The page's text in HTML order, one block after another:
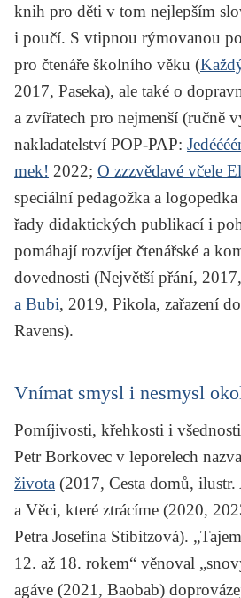
knih pro děti v tom nejlepším
i poučí. S vtipnou rýmovanou
pro čtenáře školního věku (
2017, Paseka), ale také o
a zvířatech pro nejmenší (ručně
nakladatelství POP-PAP:
mek! 2022; O zzzvědavé včele
speciální pedagožka a
řady didaktických publikací i
pomáhají rozvíjet čtenářské a
dovednosti (Největší přání,
a Bubi, 2019, Pikola, zařazení
Ravens).
Vnímat smysl i nesmysl
Pomíjivosti, křehkosti i
Petr Borkovec v leporelech
života (2017, Cesta domů,
a Věci, které ztrácíme (2020,
Petra Josefína Stibitzová).
12. až 18. rokem“ věnoval
agáve (2021, Baobab)